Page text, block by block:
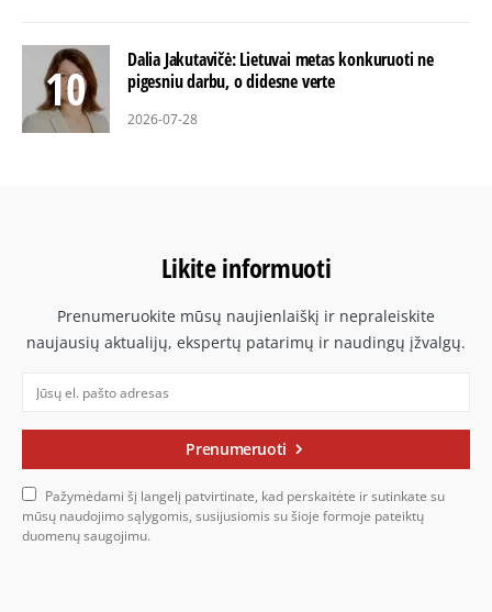
Dalia Jakutavičė: Lietuvai metas konkuruoti ne
pigesniu darbu, o didesne verte
2026-07-28
Likite informuoti
Prenumeruokite mūsų naujienlaiškį ir nepraleiskite
naujausių aktualijų, ekspertų patarimų ir naudingų įžvalgų.
Prenumeruoti
Pažymėdami šį langelį patvirtinate, kad perskaitėte ir sutinkate su
mūsų naudojimo sąlygomis, susijusiomis su šioje formoje pateiktų
duomenų saugojimu.